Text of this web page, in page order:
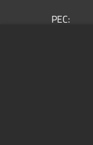
PEC: